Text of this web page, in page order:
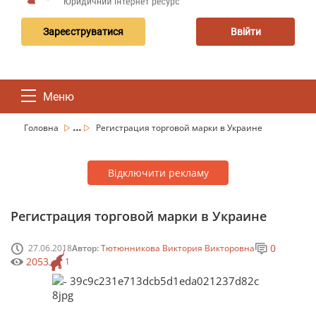
Зареєструватися Ввійти
Меню
Головна ... Регистрация торговой марки в Украине
Відключити рекламу
Регистрация торговой марки в Украине
27.06.2018Автор:Тютюнникова Виктория Викторовна
1
0
2053